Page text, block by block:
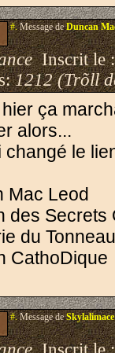
#.Message deDuncan
Inscrit le
1212 (Trõll
ça
alors...
changé le
Mac Leod
des Secrets
du Tonneau
CathoDique
#.Message deSkylalimace